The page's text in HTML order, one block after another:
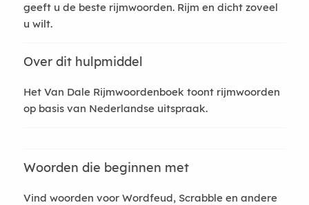
geeft u de beste rijmwoorden. Rijm en dicht zoveel
u wilt.
Over dit hulpmiddel
Het Van Dale Rijmwoordenboek toont rijmwoorden
op basis van Nederlandse uitspraak.
Woorden die beginnen met
Vind woorden voor Wordfeud, Scrabble en andere